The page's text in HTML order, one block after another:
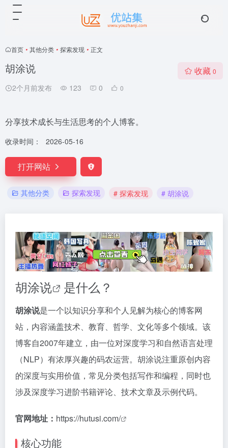
首页 • 其他分类 • 探索发现 • 正文
胡涂说
2个月前发布 123 0 0
收藏 0
分享技术成长与生活思考的个人博客。
收录时间： 2026-05-16
打开网站
其他分类 探索发现 # 探索发现 # 胡涂说
胡涂说 是什么？
胡涂说是一个以知识分享和个人见解为核心的博客网
站，内容涵盖技术、教育、哲学、文化等多个领域。该
博客自2007年建立，由一位对深度学习和自然语言处理
（NLP）有浓厚兴趣的码农运营。胡涂说注重原创内容
的深度与实用价值，常见分类包括写作和编程，同时也
涉及深度学习进阶书籍评论、技术文章及示例代码。
官网地址： https://hutusi.com/
核心功能